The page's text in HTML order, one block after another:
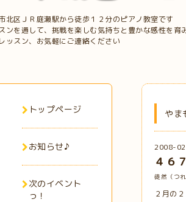
北区ＪＲ庭瀬駅から徒歩１２分のピアノ教室です
ンを通して、挑戦を楽しむ気持ちと豊かな感性を育
ッスン、お気軽にご連絡ください
やま
2008-
４６
徒然（つ
２月の
トップページ
お知らせ♪
次のイベント
っ！